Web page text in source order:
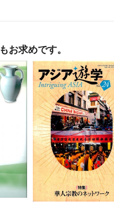
お求めです。